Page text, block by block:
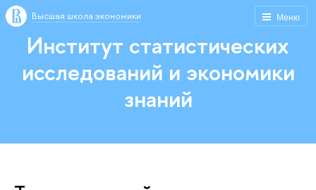
Меню
Высшая школа экономики
Институт статистических
исследований и экономики
знаний